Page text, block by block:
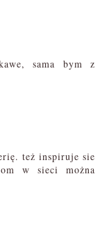
sama bym z
też inspiruje sie
w sieci można